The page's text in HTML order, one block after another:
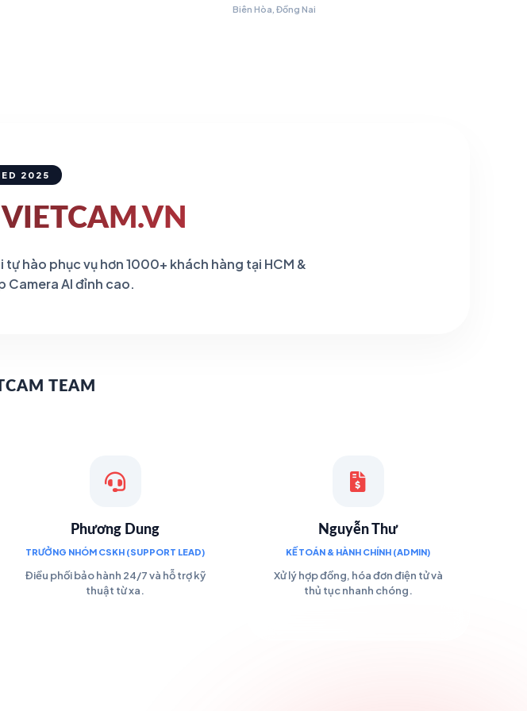
Biên Hòa, Đồng Nai
2025
VIETCAM.VN
hào phục vụ hơn 1000+ khách hàng tại HCM &
Camera AI đỉnh cao.
TEAM
Phương Dung
TRƯỞNG NHÓM CSKH (SUPPORT LEAD)
Điều phối bảo hành 24/7 và hỗ trợ kỹ
thuật từ xa.
Nguyễn Thư
KẾ TOÁN & HÀNH CHÍNH (ADMIN)
Xử lý hợp đồng, hóa đơn điện tử và
thủ tục nhanh chóng.